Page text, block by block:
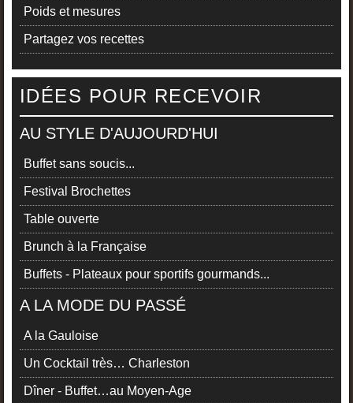
Poids et mesures
Partagez vos recettes
IDÉES POUR RECEVOIR
AU STYLE D'AUJOURD'HUI
Buffet sans soucis...
Festival Brochettes
Table ouverte
Brunch à la Française
Buffets - Plateaux pour sportifs gourmands...
A LA MODE DU PASSÉ
A la Gauloise
Un Cocktail très… Charleston
Dîner - Buffet…au Moyen-Age